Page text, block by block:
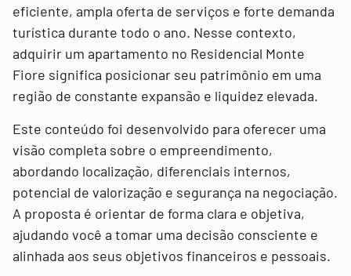
eficiente, ampla oferta de serviços e forte demanda
turística durante todo o ano. Nesse contexto,
adquirir um apartamento no Residencial Monte
Fiore significa posicionar seu patrimônio em uma
região de constante expansão e liquidez elevada.
Este conteúdo foi desenvolvido para oferecer uma
visão completa sobre o empreendimento,
abordando localização, diferenciais internos,
potencial de valorização e segurança na negociação.
A proposta é orientar de forma clara e objetiva,
ajudando você a tomar uma decisão consciente e
alinhada aos seus objetivos financeiros e pessoais.